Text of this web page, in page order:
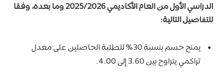
الدراسي الأول من العام الأكاديمي 2025/2026 وما بعده، وفقا
للتفاصيل التالية:
يمنح حسم بنسبة 30% للطلبة الحاصلين على معدل
تراكمي يتراوح بين 3.60 إلى 4.00.